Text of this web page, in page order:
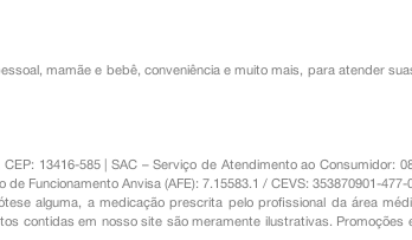
,mamãe e bebê, conveniênciae muito mais, para atender
13416-585 | SAC – Serviço de Atendimento ao Consumidor:
Funcionamento Anvisa (AFE): 7.15583.1 / CEVS: 353870901-
alguma, a medicação prescrita pelo profissional da área
contidas em nosso site são meramente ilustrativas.